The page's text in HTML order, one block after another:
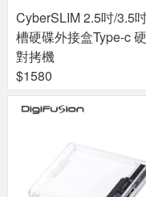
CyberSLIM 2.5吋/3.5
槽硬碟外接盒Type-c
對拷機
$1580